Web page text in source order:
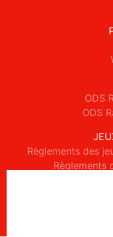
ODS
ODS
Règlements des
Règlements